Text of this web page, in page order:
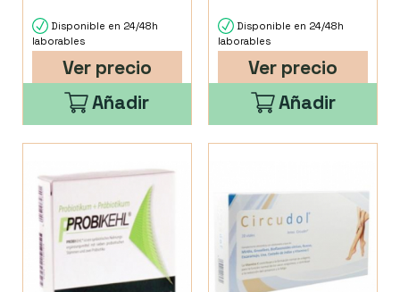
Disponible en 24/48h
laborables
Ver precio
Añadir
Disponible en 24/48h
laborables
Ver precio
Añadir